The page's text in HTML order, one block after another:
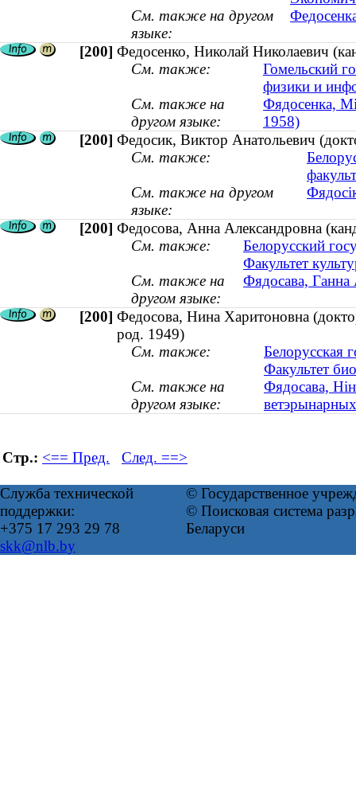
См. также на другом
языке:
[200] Федосенко, Николай Николаевич
См. также:
Гомельский
физики и
См. также на
другом языке:
Фядосенка,
1958)
[200] Федосик, Виктор Анатольевич
См. также:
См. также на другом
языке:
[200] Федосова, Анна Александровна
См. также:
Белорусский
Факультет
См. также на
другом языке:
Фядосава, Ганна
[200] Федосова, Нина Харитоновна
род. 1949)
См. также:
Белорусская
Факультет
См. также на
другом языке:
Фядосава,
Стр.: <== Пред. След. ==>
Служба технической
поддержки:
+375 17 293 29 78
skk@nlb.by
© Государственное
© Поисковая система
Беларуси